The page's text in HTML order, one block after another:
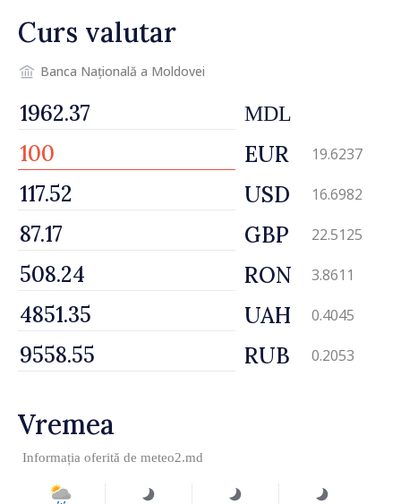
Curs valutar
Banca Națională a Moldovei
MDL
EUR 19.6237
USD 16.6982
GBP 22.5125
RON 3.8611
UAH 0.4045
RUB 0.2053
Vremea
Informația oferită de meteo2.md